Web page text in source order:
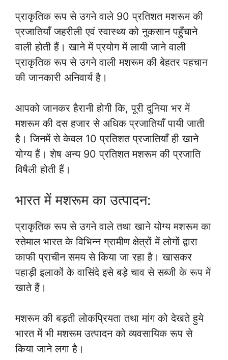
प्राकृतिक रूप से उगने वाले 90 प्रतिशत मशरूम की
प्रजातियाँ जहरीली एवं स्वास्थ्य को नुकसान पहुँचाने
वाली होती हैं। खाने में प्रयोग में लायी जाने वाली
प्राकृतिक रूप से उगने वाली मशरूम की बेहतर पहचान
की जानकारी अनिवार्य है।
आपको जानकर हैरानी होगी कि, पूरी दुनिया भर में
मशरूम की दस हजार से अधिक प्रजातियाँ पायी जाती
है। जिनमें से केवल 10 प्रतिशत प्रजातियाँ ही खाने
योग्य हैं। शेष अन्य 90 प्रतिशत मशरूम की प्रजाति
विषैली होती हैं।
भारत में मशरूम का उत्पादन:
प्राकृतिक रूप से उगने वाले तथा खाने योग्य मशरूम का
स्तेमाल भारत के विभिन्न ग्रामीण क्षेत्रों में लोगों द्वारा
काफी प्राचीन समय से किया जा रहा है। खासकर
पहाड़ी इलाकों के वासिंदे इसे बड़े चाव से सब्जी के रूप में
खाते हैं।
मशरूम की बड़ती लोकप्रियता तथा मांग को देखते हुये
भारत में भी मशरूम उत्पादन को व्यवसायिक रूप से
किया जाने लगा है।